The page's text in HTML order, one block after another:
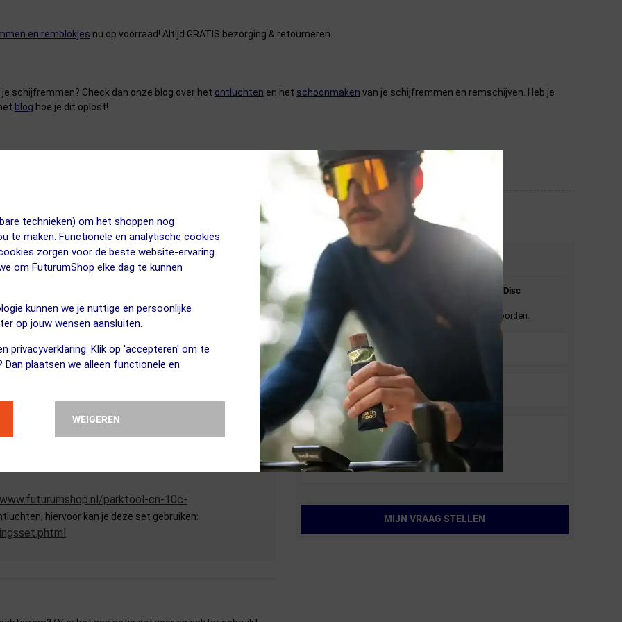
technieken) om het shoppen nog
te maken. Functionele en analytische cookies
zorgen voor de beste website-ervaring.
om FuturumShop elke dag te kunnen
kunnen we je nuttige en persoonlijke
op jouw wensen aansluiten.
privacyverklaring. Klik op 'accepteren' om te
Dan plaatsen we alleen functionele en
WEIGEREN
en remblokjes nu op voorraad! Altijd GRATIS bezorging & retourneren.
schijfremmen? Check dan onze blog over het ontluchten en het schoonmaken van je schijfremmen en remschijven. Heb je
blog hoe je dit oplost!
jaar gekocht maar vind hier precies de reserve
deze set in te korten?
parktool-cn-10c-
hiervoor kan je deze set gebruiken:
MT Sport Disc
En wij zullen je zo spoedig mogelijk antwoorden.
MIJN VRAAG STELLEN